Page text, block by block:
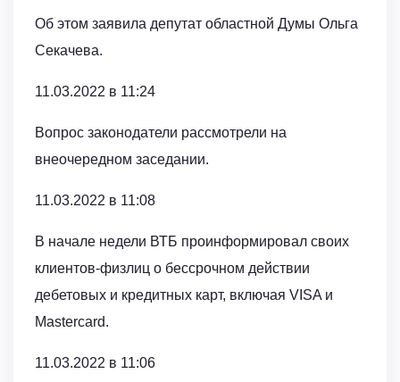
Об этом заявила депутат областной Думы Ольга
Секачева.
11.03.2022 в 11:24
Вопрос законодатели рассмотрели на
внеочередном заседании.
11.03.2022 в 11:08
В начале недели ВТБ проинформировал своих
клиентов-физлиц о бессрочном действии
дебетовых и кредитных карт, включая VISA и
Mastercard.
11.03.2022 в 11:06